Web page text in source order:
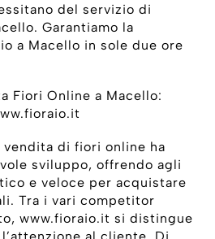
del servizio di
Garantiamo la
a Macello in sole due ore
Fiori Online a Macello:
di fiori online ha
sviluppo, offrendo agli
e veloce per acquistare
Tra i vari competitor
www.fioraio.it si distingue